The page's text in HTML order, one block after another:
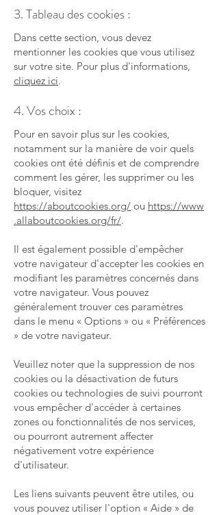
3. Tableau des cookies :
Dans cette section, vous devez
mentionner les cookies que vous utilisez
sur votre site. Pour plus d'informations,
cliquez ici.
4. Vos choix :
Pour en savoir plus sur les cookies,
notamment sur la manière de voir quels
cookies ont été définis et de comprendre
comment les gérer, les supprimer ou les
bloquer, visitez
https://aboutcookies.org/ ou https://www
.allaboutcookies.org/fr/.
Il est également possible d'empêcher
votre navigateur d'accepter les cookies en
modifiant les paramètres concernés dans
votre navigateur. Vous pouvez
généralement trouver ces paramètres
dans le menu « Options » ou « Préférences
» de votre navigateur.
Veuillez noter que la suppression de nos
cookies ou la désactivation de futurs
cookies ou technologies de suivi pourront
vous empêcher d'accéder à certaines
zones ou fonctionnalités de nos services,
ou pourront autrement affecter
négativement votre expérience
d'utilisateur.
Les liens suivants peuvent être utiles, ou
vous pouvez utiliser l'option « Aide » de